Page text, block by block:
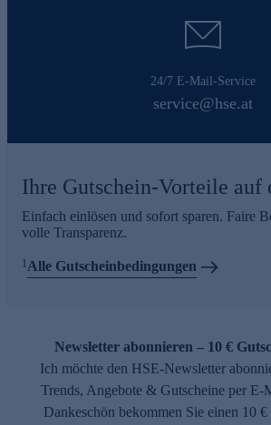
24/7 E-Mail-Service
service@hse.at
Ihre Gutschein-Vorteile
Einfach einlösen und sofort sparen. Faire
volle Transparenz.
1 Alle Gutscheinbedingungen
Newsletter abonnieren – 10 €
Ich möchte den HSE-Newsletter
Trends, Angebote & Gutscheine per E-
Dankeschön bekommen Sie einen 10